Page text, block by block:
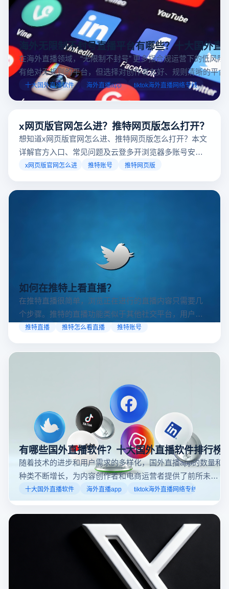
海外无限制不封号直播平台有哪些？十大国外直
在海外直播领域，“无限制不封号” 更多指合规运营下的低风
有绝对无规则的平台，但选择对创作者友好、规则清晰的平台
业工具规避风险，能显著降低封号概率。以下推荐十大国外
台，并结合云登多开浏览器的功能，详解如何安全高效运营。
十大国外直播软件 海外直播app tiktok海外直播网络专线
x网页版官网怎么进？推特网页版怎么打开？
想知道x网页版官网怎么进、推特网页版怎么打开？本文
详解官方入口、常见问题及云登多开浏览器多账号安全
访问方案，助你稳定登录高效运营。
x网页版官网怎么进 推特账号 推特网页版
如何在推特上看直播？
在推特直播很简单，浏览正在进行的直播内容只需要几
个步骤。推特的直播功能类似于其他社交平台，用户可
以通过关注自己喜欢的账号、浏览话题标签或查看实时
可以随时随地参与实时互动，无论是关注新闻事件、休
推特直播 推特怎么看直播 推特账号
有哪些国外直播软件？十大国外直播软件排行榜
随着技术的进步和用户需求的多样化，国外直播app的数量和
种类不断增长，为内容创作者和电商运营者提供了前所未有
的机遇。如果你是一个跨境电商从业者，想要了解2025年十
大国外直播软件排行榜，那么你来对地方了！接下来跟着云
登多开浏览器一起来了解海外直播平台哪些最受欢迎。
十大国外直播软件 海外直播app tiktok海外直播网络专线